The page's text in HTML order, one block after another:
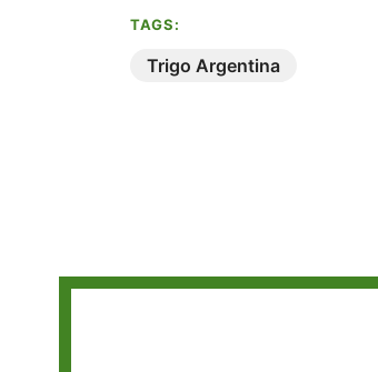
TAGS:
Trigo Argentina